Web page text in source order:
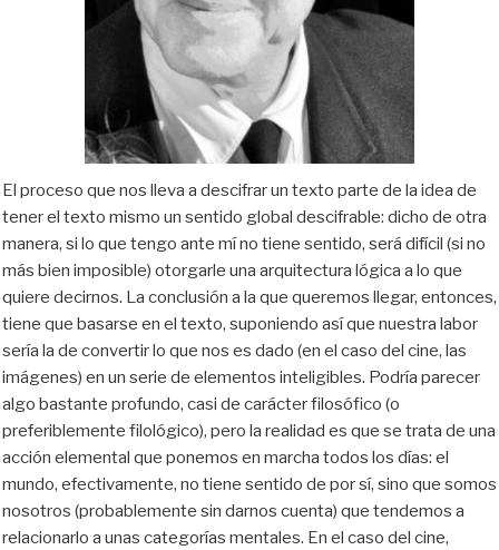
El proceso que nos lleva a descifrar un texto parte de la idea de
tener el texto mismo un sentido global descifrable: dicho de otra
manera, si lo que tengo ante mí no tiene sentido, será difícil (si no
más bien imposible) otorgarle una arquitectura lógica a lo que
quiere decirnos. La conclusión a la que queremos llegar, entonces,
tiene que basarse en el texto, suponiendo así que nuestra labor
sería la de convertir lo que nos es dado (en el caso del cine, las
imágenes) en un serie de elementos inteligibles. Podría parecer
algo bastante profundo, casi de carácter filosófico (o
preferiblemente filológico), pero la realidad es que se trata de una
acción elemental que ponemos en marcha todos los días: el
mundo, efectivamente, no tiene sentido de por sí, sino que somos
nosotros (probablemente sin darnos cuenta) que tendemos a
relacionarlo a unas categorías mentales. En el caso del cine,